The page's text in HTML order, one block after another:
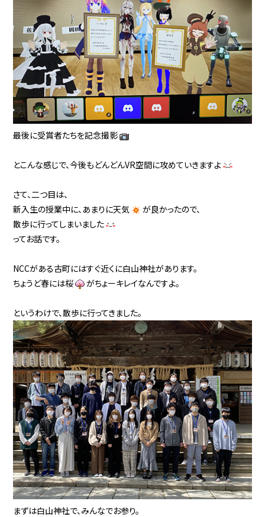
最後に受賞者たちを記念撮影
とこんな感じで、今後もどんどんVR空間に攻めていきますよ
さて、二つ目は、
新入生の授業中に、あまりに天気
が良かったので、
散歩に行ってしまいました
ってお話です。
NCCがある古町にはすぐ近くに白山神社があります。
ちょうど春には桜
がちょーキレイなんですよ。
というわけで、散歩に行ってきました。
まずは白山神社で、みんなでお参り。